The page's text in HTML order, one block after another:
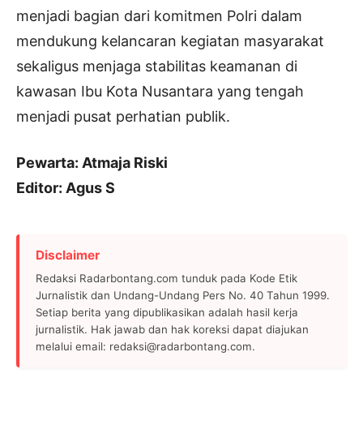
menjadi bagian dari komitmen Polri dalam
mendukung kelancaran kegiatan masyarakat
sekaligus menjaga stabilitas keamanan di
kawasan Ibu Kota Nusantara yang tengah
menjadi pusat perhatian publik.
Pewarta: Atmaja Riski
Editor: Agus S
Disclaimer
Redaksi Radarbontang.com tunduk pada Kode Etik
Jurnalistik dan Undang-Undang Pers No. 40 Tahun 1999.
Setiap berita yang dipublikasikan adalah hasil kerja
jurnalistik. Hak jawab dan hak koreksi dapat diajukan
melalui email: redaksi@radarbontang.com.